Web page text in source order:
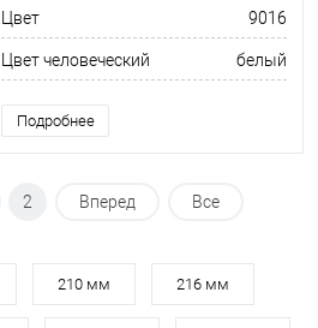
Цвет 9016
Цвет человеческий белый
Подробнее
2 Вперед Все
210 мм 216 мм